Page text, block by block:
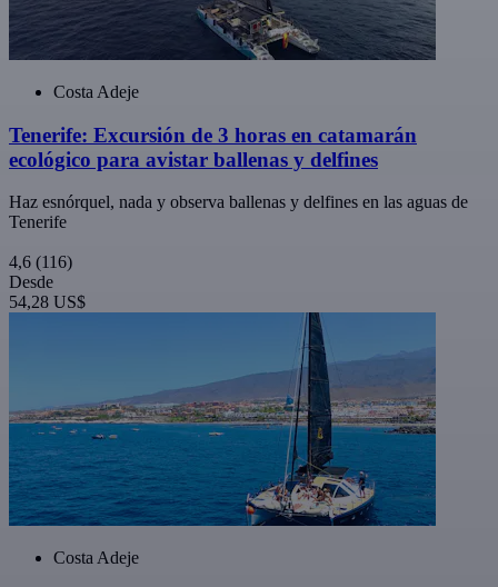
Costa Adeje
Tenerife: Excursión de 3 horas en catamarán
ecológico para avistar ballenas y delfines
Haz esnórquel, nada y observa ballenas y delfines en las aguas de
Tenerife
4,6 (116)
Desde
54,28 US$
Costa Adeje